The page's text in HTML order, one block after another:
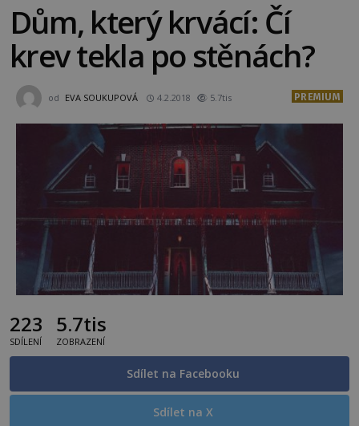
Dům, který krvácí: Čí
krev tekla po stěnách?
od EVA SOUKUPOVÁ 4.2.2018 5.7tis PREMIUM
223
SDÍLENÍ
5.7tis
ZOBRAZENÍ
Sdílet na Facebooku
Sdílet na X